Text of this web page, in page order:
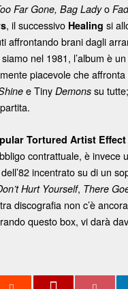
Far Gone, Bag Ladyo
, il successivo Healing si
affrontando brani dagli
nel 1981, l’album è
piacevole che
e Tiny Demons su
Tortured Artist Effect
contrattuale, è invece
incentrato su di un
Hurt Yourself, There
discografia non c’è
questo box, vi darà